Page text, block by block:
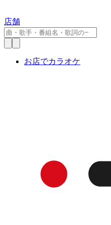
店舗
お店でカラオケ